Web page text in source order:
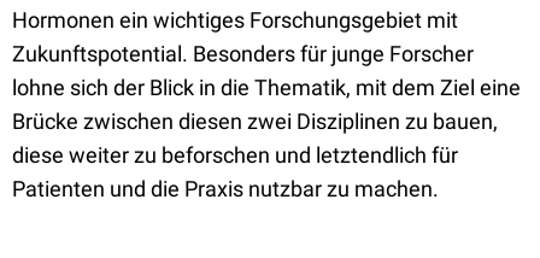
Hormonen ein wichtiges Forschungsgebiet mit
Zukunftspotential. Besonders für junge Forscher
lohne sich der Blick in die Thematik, mit dem Ziel eine
Brücke zwischen diesen zwei Disziplinen zu bauen,
diese weiter zu beforschen und letztendlich für
Patienten und die Praxis nutzbar zu machen.